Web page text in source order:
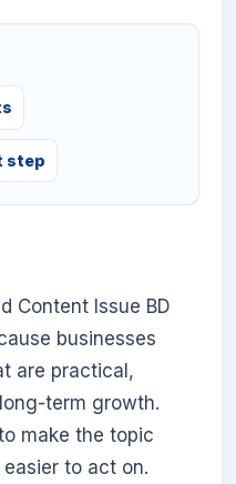
step
Content Issue BD
businesses
are practical,
term growth.
make the topic
to act on.